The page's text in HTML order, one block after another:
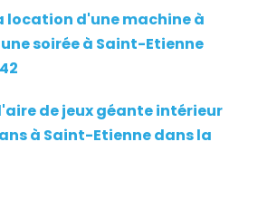
location d'une machine à
soirée à Saint-Etienne
de jeux géante intérieur
à Saint-Etienne dans la